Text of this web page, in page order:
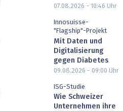
07.08.2026 - 10:46 Uhr
Innosuisse-
"Flagship"-Projekt
Mit Daten und
Digitalisierung
gegen Diabetes
09.08.2026 - 09:00 Uhr
ISG-Studie
Wie Schweizer
Unternehmen ihre